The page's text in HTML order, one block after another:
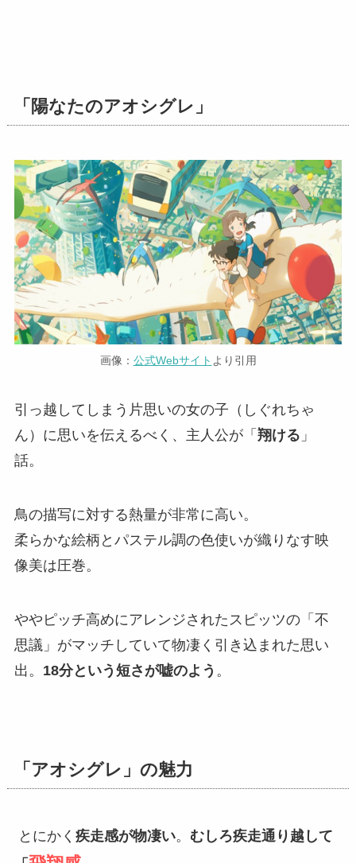
「陽なたのアオシグレ」
画像： 公式Webサイト より引用
引っ越してしまう片思いの女の子（しぐれちゃ
ん）に思いを伝えるべく、主人公が「 翔ける 」
話。
鳥の描写に対する熱量が非常に高い。
柔らかな絵柄とパステル調の色使いが織りなす映
像美は圧巻。
ややピッチ高めにアレンジされたスピッツの「不
思議」がマッチしていて物凄く引き込まれた思い
出。 18分という短さが嘘のよう 。
「アオシグレ」の魅力
とにかく 疾走感が物凄い。 むしろ疾走通り越して